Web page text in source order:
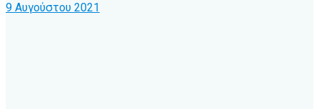
9 Αυγούστου 2021